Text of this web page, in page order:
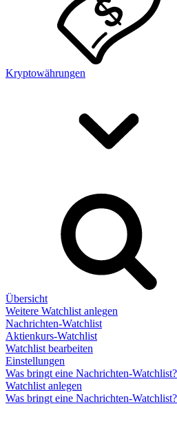
Kryptowährungen
Übersicht
Weitere Watchlist anlegen
Nachrichten-Watchlist
Aktienkurs-Watchlist
Watchlist bearbeiten
Einstellungen
Was bringt eine Nachrichten-Watchlist?
Watchlist anlegen
Was bringt eine Nachrichten-Watchlist?